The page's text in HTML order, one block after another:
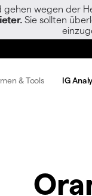
wegen der
Sie sollten
& Tools IG